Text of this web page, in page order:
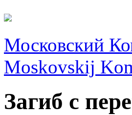
Московский
Moskovskij
Загиб с